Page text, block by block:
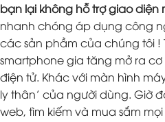
bạn lại không hỗ trợ giao diện
nhanh chóng áp dụng công
các sản phầm của chúng tôi !
smartphone gia tăng mở ra
điện tử. Khác với màn hình
ly thân’ của người dùng. Giờ
web, tìm kiếm và mua sắm